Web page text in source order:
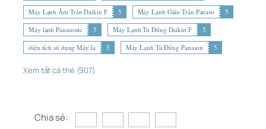
Máy Lạnh Âm Trần Daikin F
5 Máy Lạnh Giấu Trần Panaso
5
Máy lạnh Panasonic
5 Máy Lạnh Tủ Đứng Daikin F
5
diện tích sử dụng Máy lạ
5 Máy Lạnh Tủ Đứng Panason 5
Xem tất cả thẻ (907)
Chia sẻ: